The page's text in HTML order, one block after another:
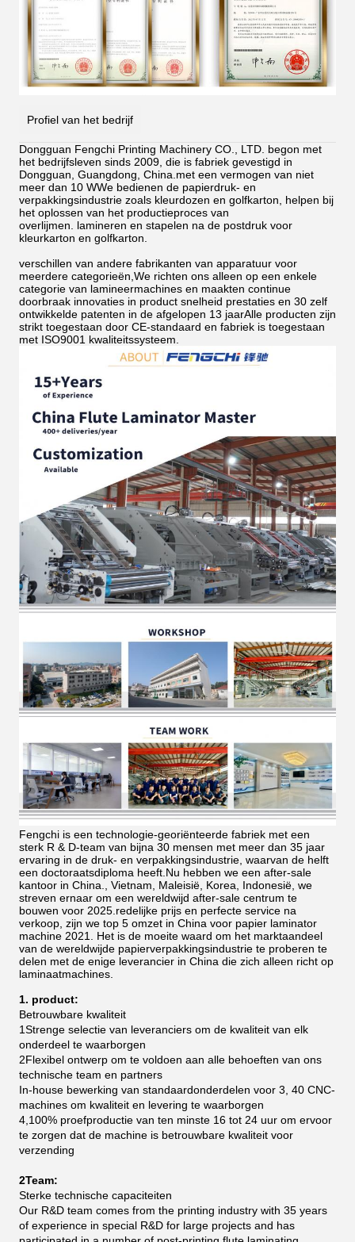
Profiel van het bedrijf
Dongguan Fengchi Printing Machinery CO., LTD. begon met
het bedrijfsleven sinds 2009, die is fabriek gevestigd in
Dongguan, Guangdong, China.met een vermogen van niet
meer dan 10 WWe bedienen de papierdruk- en
verpakkingsindustrie zoals kleurdozen en golfkarton, helpen bij
het oplossen van het productieproces van
overlijmen.
lamineren en stapelen na de postdruk voor
kleurkarton en golfkarton.
verschillen van andere fabrikanten van apparatuur voor
meerdere categorieën,We richten ons alleen op een enkele
categorie van lamineermachines en maakten continue
doorbraak innovaties in product snelheid prestaties en 30 zelf
ontwikkelde patenten in de afgelopen 13 jaarAlle producten zijn
strikt toegestaan door CE-standaard en fabriek is toegestaan
met ISO9001 kwaliteitssysteem.
Fengchi is een technologie-georiënteerde fabriek met een
sterk R & D-team van bijna 30 mensen met meer dan 35 jaar
ervaring in de druk- en verpakkingsindustrie, waarvan de helft
een doctoraatsdiploma heeft.Nu hebben we een after-sale
kantoor in China., Vietnam, Maleisië, Korea, Indonesië, we
streven ernaar om een wereldwijd after-sale centrum te
bouwen voor 2025.redelijke prijs en perfecte service na
verkoop, zijn we top 5 omzet in China voor papier laminator
machine 2021. Het is de moeite waard om het marktaandeel
van de wereldwijde papierverpakkingsindustrie te proberen te
delen met de enige leverancier in China die zich alleen richt op
laminaatmachines.
1. product:
Betrouwbare kwaliteit
1Strenge selectie van leveranciers om de kwaliteit van elk
onderdeel te waarborgen
2Flexibel ontwerp om te voldoen aan alle behoeften van ons
technische team en partners
In-house bewerking van standaardonderdelen voor 3, 40 CNC-
machines om kwaliteit en levering te waarborgen
4,100% proefproductie van ten minste 16 tot 24 uur om ervoor
te zorgen dat de machine is betrouwbare kwaliteit voor
verzending
2Team:
Sterke technische capaciteiten
Our R&D team comes from the printing industry with 35 years
of experience in special R&D for large projects and has